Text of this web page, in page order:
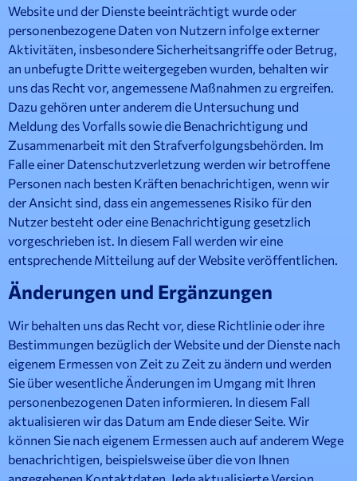
Website und der Dienste beeinträchtigt wurde oder
personenbezogene Daten von Nutzern infolge externer
Aktivitäten, insbesondere Sicherheitsangriffe oder Betrug,
an unbefugte Dritte weitergegeben wurden, behalten wir
uns das Recht vor, angemessene Maßnahmen zu ergreifen.
Dazu gehören unter anderem die Untersuchung und
Meldung des Vorfalls sowie die Benachrichtigung und
Zusammenarbeit mit den Strafverfolgungsbehörden. Im
Falle einer Datenschutzverletzung werden wir betroffene
Personen nach besten Kräften benachrichtigen, wenn wir
der Ansicht sind, dass ein angemessenes Risiko für den
Nutzer besteht oder eine Benachrichtigung gesetzlich
vorgeschrieben ist. In diesem Fall werden wir eine
entsprechende Mitteilung auf der Website veröffentlichen.
Änderungen und Ergänzungen
Wir behalten uns das Recht vor, diese Richtlinie oder ihre
Bestimmungen bezüglich der Website und der Dienste nach
eigenem Ermessen von Zeit zu Zeit zu ändern und werden
Sie über wesentliche Änderungen im Umgang mit Ihren
personenbezogenen Daten informieren. In diesem Fall
aktualisieren wir das Datum am Ende dieser Seite. Wir
können Sie nach eigenem Ermessen auch auf anderem Wege
benachrichtigen, beispielsweise über die von Ihnen